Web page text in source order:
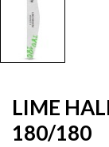
LIME
180/180